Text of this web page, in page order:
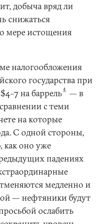
добыча вряд ли
снижаться
мере истощения
налогообложения
государства при
на баррель4
— в
с теми
на которые
С одной стороны,
как оно уже
падениях
медленно и
— нефтяники будут
ослабить